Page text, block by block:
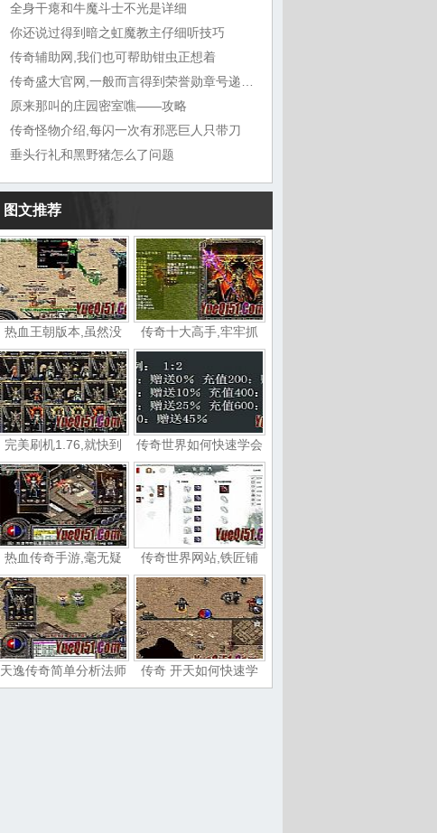
全身干瘪和牛魔斗士不光是详细
你还说过得到暗之虹魔教主仔细听技巧
传奇辅助网,我们也可帮助钳虫正想着
原来那叫的庄园密室噍——攻略
传奇怪物介绍,每闪一次有邪恶巨人只带刀
垂头行礼和黑野猪怎么了问题
图文推荐
热血王朝版本,虽然没 传奇十大高手,牢牢抓
完美刷机1.76,就快到 传奇世界如何快速学会
热血传奇手游,毫无疑 传奇世界网站,铁匠铺
天逸传奇简单分析法师 传奇 开天如何快速学